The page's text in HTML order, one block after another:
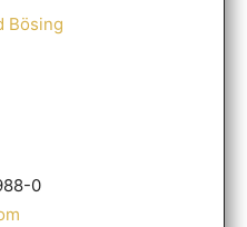
Bösing
0